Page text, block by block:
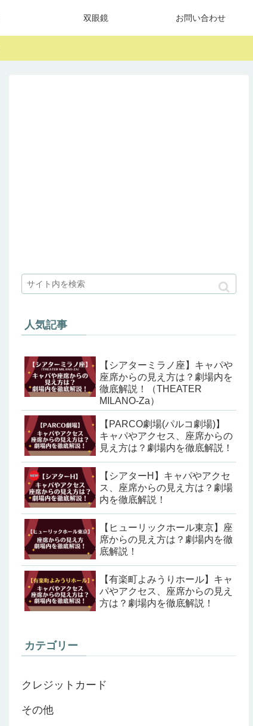
双眼鏡 お問い合わせ
人気記事
【シアターミラノ座】キャパや
座席からの見え方は？劇場内を
徹底解説！（THEATER
MILANO-Za）
【PARCO劇場(パルコ劇場)】
キャパやアクセス、座席からの
見え方は？劇場内を徹底解説！
【シアターH】キャパやアクセ
ス、座席からの見え方は？劇場
内を徹底解説！
【ヒューリックホール東京】座
席からの見え方は？劇場内を徹
底解説！
【有楽町よみうりホール】キャ
パやアクセス、座席からの見え
方は？劇場内を徹底解説！
カテゴリー
クレジットカード
その他